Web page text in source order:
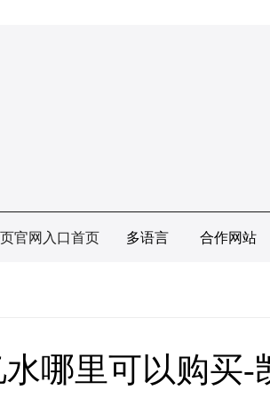
官网入口首页 多语言 合作网站
哪里可以购买-